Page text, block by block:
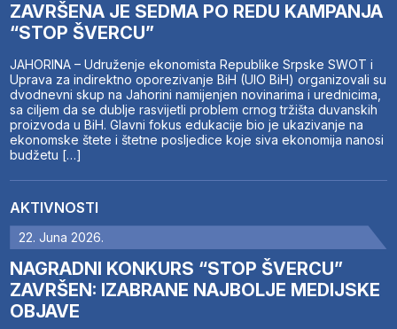
ZAVRŠENA JE SEDMA PO REDU KAMPANJA
“STOP ŠVERCU”
JAHORINA – Udruženje ekonomista Republike Srpske SWOT i
Uprava za indirektno oporezivanje BiH (UIO BiH) organizovali su
dvodnevni skup na Jahorini namijenjen novinarima i urednicima,
sa ciljem da se dublje rasvijetli problem crnog tržišta duvanskih
proizvoda u BiH. Glavni fokus edukacije bio je ukazivanje na
ekonomske štete i štetne posljedice koje siva ekonomija nanosi
budžetu […]
AKTIVNOSTI
22. Juna 2026.
NAGRADNI KONKURS “STOP ŠVERCU”
ZAVRŠEN: IZABRANE NAJBOLJE MEDIJSKE
OBJAVE